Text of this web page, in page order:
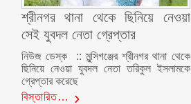
শ্রীনগর থানা থেকে ছিনিয়ে নেওয়া
সেই যুবদল নেতা গ্রেপ্তার
নিউজ ডেস্ক :: মুন্সিগঞ্জের শ্রীনগর থানা থেকে
ছিনিয়ে নেওয়া যুবদল নেতা তরিকুল ইসলামকে
গ্রেপ্তার করেছে
বিস্তারিত…